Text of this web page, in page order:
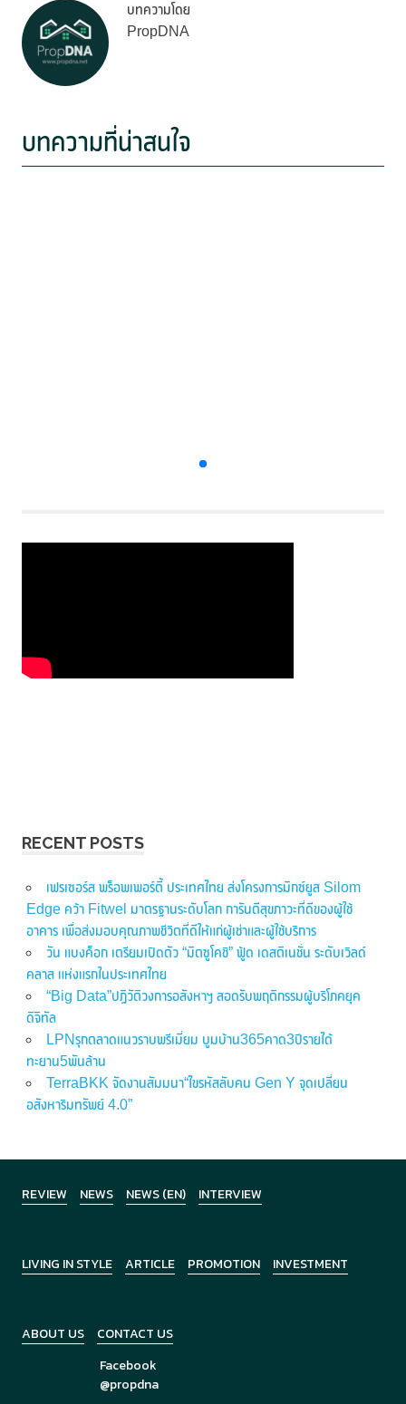
บทความโดย
PropDNA
บทความที่น่าสนใจ
RECENT POSTS
เฟรเซอร์ส พร็อพเพอร์ตี้ ประเทศไทย ส่งโครงการมิกซ์ยูส Silom
Edge คว้า Fitwel มาตรฐานระดับโลก การันตีสุขภาวะที่ดีของผู้ใช้
อาคาร เพื่อส่งมอบคุณภาพชีวิตที่ดีให้แก่ผู้เช่าและผู้ใช้บริการ
วัน แบงค็อก เตรียมเปิดตัว “มิตซูโคชิ” ฟู้ด เดสติเนชั่น ระดับเวิลด์
คลาส แห่งแรกในประเทศไทย
“Big Data”ปฏิวัติวงการอสังหาฯ สอดรับพฤติกรรมผู้บริโภคยุค
ดิจิทัล
LPNรุกตลาดแนวราบพรีเมี่ยม บูมบ้าน365คาด3ปีรายได้
ทะยาน5พันล้าน
TerraBKK จัดงานสัมมนา“ไขรหัสลับคน Gen Y จุดเปลี่ยน
อสังหาริมทรัพย์ 4.0”
REVIEW NEWS NEWS (EN) INTERVIEW
LIVING IN STYLE ARTICLE PROMOTION INVESTMENT
ABOUT US
CONTACT US
Facebook
@propdna